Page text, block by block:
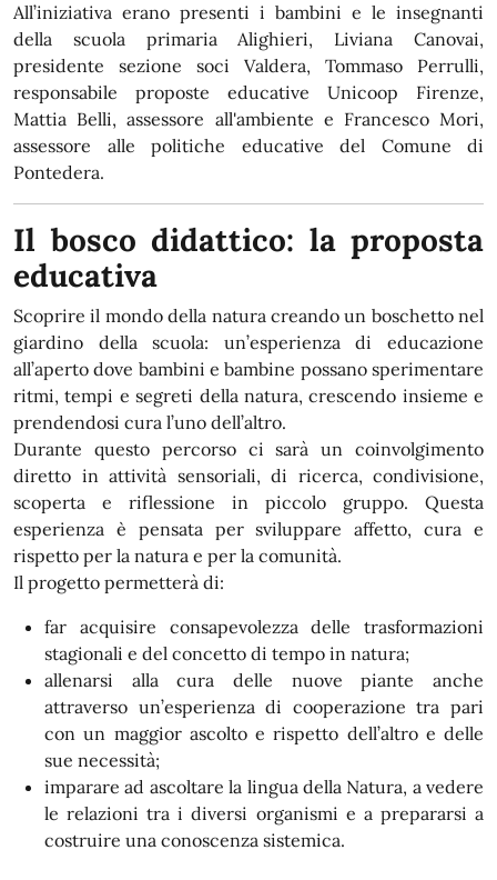
All’iniziativa erano presenti i bambini e le insegnanti
della scuola primaria Alighieri, Liviana Canovai,
presidente sezione soci Valdera, Tommaso Perrulli,
responsabile proposte educative Unicoop Firenze,
Mattia Belli, assessore all'ambiente e Francesco Mori,
assessore alle politiche educative del Comune di
Pontedera.
Il bosco didattico: la proposta
educativa
Scoprire il mondo della natura creando un boschetto nel
giardino della scuola: un’esperienza di educazione
all’aperto dove bambini e bambine possano sperimentare
ritmi, tempi e segreti della natura, crescendo insieme e
prendendosi cura l’uno dell’altro.
Durante questo percorso ci sarà un coinvolgimento
diretto in attività sensoriali, di ricerca, condivisione,
scoperta e riflessione in piccolo gruppo. Questa
esperienza è pensata per sviluppare affetto, cura e
rispetto per la natura e per la comunità.
Il progetto permetterà di:
far acquisire consapevolezza delle trasformazioni
stagionali e del concetto di tempo in natura;
allenarsi alla cura delle nuove piante anche
attraverso un’esperienza di cooperazione tra pari
con un maggior ascolto e rispetto dell’altro e delle
sue necessità;
imparare ad ascoltare la lingua della Natura, a vedere
le relazioni tra i diversi organismi e a prepararsi a
costruire una conoscenza sistemica.